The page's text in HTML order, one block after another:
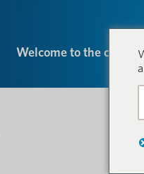
Welcome to the